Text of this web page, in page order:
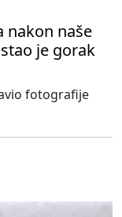
nakon naše
je gorak
fotografije